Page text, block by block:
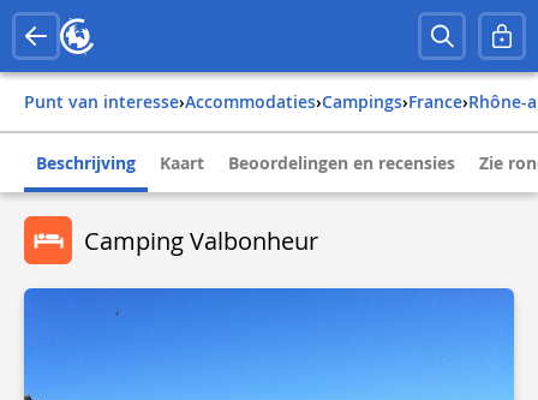
Punt van interesse› Accommodaties› Campings› france› rhône-
Beschrijving Kaart Beoordelingen en recensies Zie
Camping Valbonheur